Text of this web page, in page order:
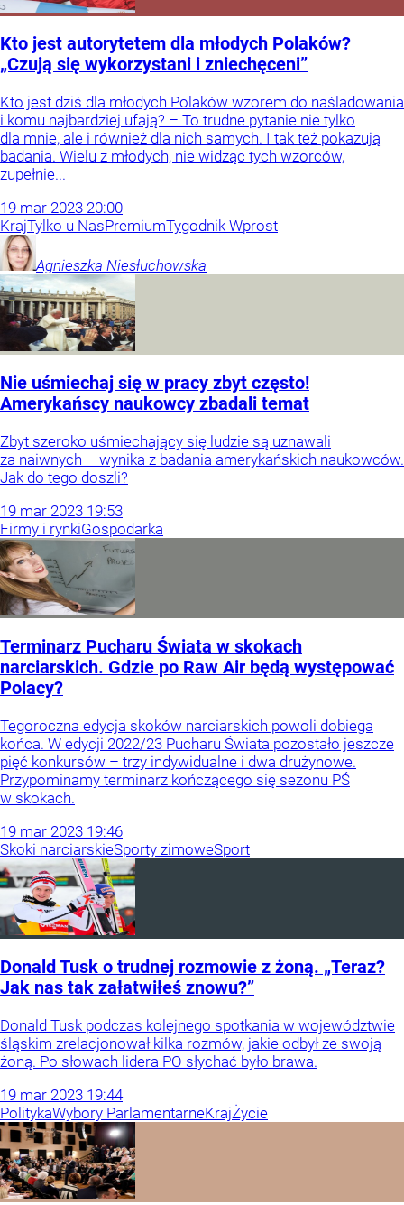
Kto jest autorytetem dla młodych Polaków?
„Czują się wykorzystani i zniechęceni”
Kto jest dziś dla młodych Polaków wzorem do naśladowania
i komu najbardziej ufają? – To trudne pytanie nie tylko
dla mnie, ale i również dla nich samych. I tak też pokazują
badania. Wielu z młodych, nie widząc tych wzorców,
zupełnie...
19 mar 2023 20:00
KrajTylko u NasPremiumTygodnik Wprost
Agnieszka Niesłuchowska
Nie uśmiechaj się w pracy zbyt często!
Amerykańscy naukowcy zbadali temat
Zbyt szeroko uśmiechający się ludzie są uznawali
za naiwnych – wynika z badania amerykańskich naukowców.
Jak do tego doszli?
19 mar 2023 19:53
Firmy i rynkiGospodarka
Terminarz Pucharu Świata w skokach
narciarskich. Gdzie po Raw Air będą występować
Polacy?
Tegoroczna edycja skoków narciarskich powoli dobiega
końca. W edycji 2022/23 Pucharu Świata pozostało jeszcze
pięć konkursów – trzy indywidualne i dwa drużynowe.
Przypominamy terminarz kończącego się sezonu PŚ
w skokach.
19 mar 2023 19:46
Skoki narciarskieSporty zimoweSport
Donald Tusk o trudnej rozmowie z żoną. „Teraz?
Jak nas tak załatwiłeś znowu?”
Donald Tusk podczas kolejnego spotkania w województwie
śląskim zrelacjonował kilka rozmów, jakie odbył ze swoją
żoną. Po słowach lidera PO słychać było brawa.
19 mar 2023 19:44
PolitykaWybory ParlamentarneKrajŻycie